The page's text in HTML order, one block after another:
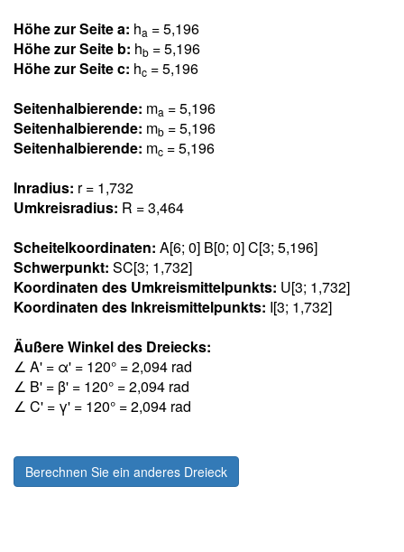
Höhe zur Seite a: ha = 5,196
Höhe zur Seite b: hb = 5,196
Höhe zur Seite c: hc = 5,196
Seitenhalbierende: ma = 5,196
Seitenhalbierende: mb = 5,196
Seitenhalbierende: mc = 5,196
Inradius: r = 1,732
Umkreisradius: R = 3,464
Scheitelkoordinaten: A[6; 0] B[0; 0] C[3; 5,196]
Schwerpunkt: SC[3; 1,732]
Koordinaten des Umkreismittelpunkts: U[3; 1,732]
Koordinaten des Inkreismittelpunkts: I[3; 1,732]
Äußere Winkel des Dreiecks:
∠ A' = α' = 120° = 2,094 rad
∠ B' = β' = 120° = 2,094 rad
∠ C' = γ' = 120° = 2,094 rad
Berechnen Sie ein anderes Dreieck